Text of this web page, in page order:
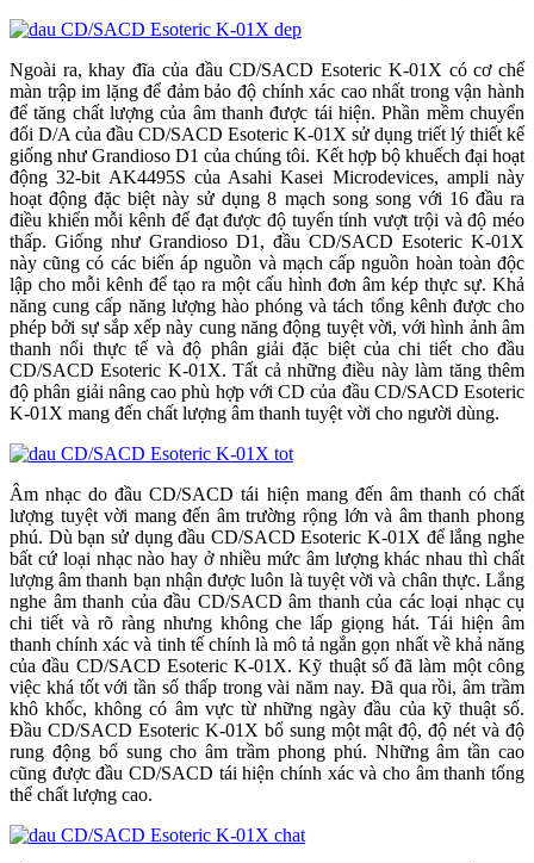
Ngoài ra, khay đĩa của đầu CD/SACD Esoteric K-01X có cơ chế
màn trập im lặng để đảm bảo độ chính xác cao nhất trong vận hành
để tăng chất lượng của âm thanh được tái hiện. Phần mềm chuyển
đổi D/A của đầu CD/SACD Esoteric K-01X sử dụng triết lý thiết kế
giống như Grandioso D1 của chúng tôi. Kết hợp bộ khuếch đại hoạt
động 32-bit AK4495S của Asahi Kasei Microdevices, ampli này
hoạt động đặc biệt này sử dụng 8 mạch song song với 16 đầu ra
điều khiển mỗi kênh để đạt được độ tuyến tính vượt trội và độ méo
thấp. Giống như Grandioso D1, đầu CD/SACD Esoteric K-01X
này cũng có các biến áp nguồn và mạch cấp nguồn hoàn toàn độc
lập cho mỗi kênh để tạo ra một cấu hình đơn âm kép thực sự. Khả
năng cung cấp năng lượng hào phóng và tách tổng kênh được cho
phép bởi sự sắp xếp này cung năng động tuyệt vời, với hình ảnh âm
thanh nổi thực tế và độ phân giải đặc biệt của chi tiết cho đầu
CD/SACD Esoteric K-01X. Tất cả những điều này làm tăng thêm
độ phân giải nâng cao phù hợp với CD của đầu CD/SACD Esoteric
K-01X mang đến chất lượng âm thanh tuyệt vời cho người dùng.
Âm nhạc do đầu CD/SACD tái hiện mang đến âm thanh có chất
lượng tuyệt vời mang đến âm trường rộng lớn và âm thanh phong
phú. Dù bạn sử dụng đầu CD/SACD Esoteric K-01X để lắng nghe
bất cứ loại nhạc nào hay ở nhiều mức âm lượng khác nhau thì chất
lượng âm thanh bạn nhận được luôn là tuyệt vời và chân thực. Lắng
nghe âm thanh của đầu CD/SACD âm thanh của các loại nhạc cụ
chi tiết và rõ ràng nhưng không che lấp giọng hát. Tái hiện âm
thanh chính xác và tinh tế chính là mô tả ngắn gọn nhất về khả năng
của đầu CD/SACD Esoteric K-01X. Kỹ thuật số đã làm một công
việc khá tốt với tần số thấp trong vài năm nay. Đã qua rồi, âm trầm
khô khốc, không có âm vực từ những ngày đầu của kỹ thuật số.
Đầu CD/SACD Esoteric K-01X bổ sung một mật độ, độ nét và độ
rung động bổ sung cho âm trầm phong phú. Những âm tần cao
cũng được đầu CD/SACD tái hiện chính xác và cho âm thanh tổng
thể chất lượng cao.